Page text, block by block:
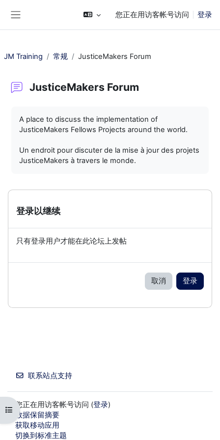
您正在用访客帐号访问 登录
打开课程索引
JM Training 常规 JusticeMakers Forum
JusticeMakers Forum
A place to discuss the implementation of
JusticeMakers Fellows Projects around the world.
Un endroit pour discuter de la mise à jour des projets
JusticeMakers à travers le monde.
登录以继续
只有登录用户才能在此论坛上发帖
取消 登录
联系站点支持
您正在用访客帐号访问 (登录)
‎数据保留摘要‎
获取移动应用
切换到标准主题